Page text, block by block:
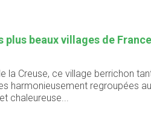
beaux villages de France
la Creuse, ce village berrichon
harmonieusement regroupées
chaleureuse...